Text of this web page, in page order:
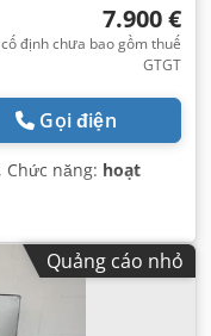
7.900 €
định chưa bao gồm thuế
GTGT
Gọi điện
, Chức năng: hoạt
Quảng cáo nhỏ